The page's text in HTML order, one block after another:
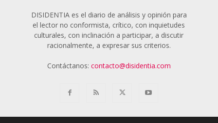
DISIDENTIA es el diario de análisis y opinión para
el lector no conformista, crítico, con inquietudes
culturales, con inclinación a participar, a discutir
racionalmente, a expresar sus criterios.
Contáctanos: contacto@disidentia.com